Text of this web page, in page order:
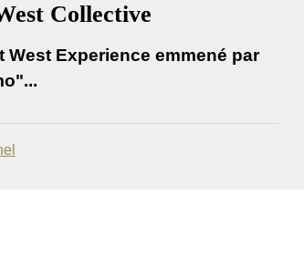
Collective
Experience emmené par